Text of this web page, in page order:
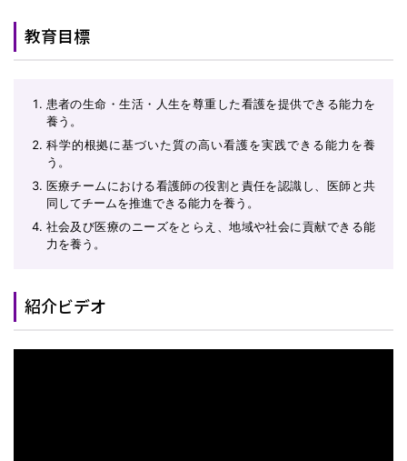
教育目標
患者の生命・生活・人生を尊重した看護を提供できる能力を
養う。
科学的根拠に基づいた質の高い看護を実践できる能力を養
う。
医療チームにおける看護師の役割と責任を認識し、医師と共
同してチームを推進できる能力を養う。
社会及び医療のニーズをとらえ、地域や社会に貢献できる能
力を養う。
紹介ビデオ